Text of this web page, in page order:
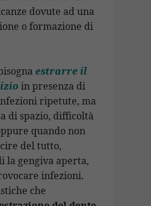
dovute ad una
o formazione di
estrarre il
in presenza di
ripetute, ma
di spazio, difficoltà
quando non
del tutto,
la gengiva aperta,
infezioni.
che